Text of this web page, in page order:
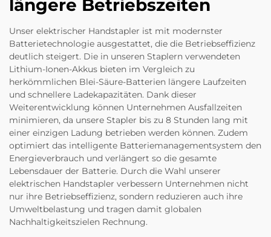
längere Betriebszeiten
Unser elektrischer Handstapler ist mit modernster
Batterietechnologie ausgestattet, die die Betriebseffizienz
deutlich steigert. Die in unseren Staplern verwendeten
Lithium-Ionen-Akkus bieten im Vergleich zu
herkömmlichen Blei-Säure-Batterien längere Laufzeiten
und schnellere Ladekapazitäten. Dank dieser
Weiterentwicklung können Unternehmen Ausfallzeiten
minimieren, da unsere Stapler bis zu 8 Stunden lang mit
einer einzigen Ladung betrieben werden können. Zudem
optimiert das intelligente Batteriemanagementsystem den
Energieverbrauch und verlängert so die gesamte
Lebensdauer der Batterie. Durch die Wahl unserer
elektrischen Handstapler verbessern Unternehmen nicht
nur ihre Betriebseffizienz, sondern reduzieren auch ihre
Umweltbelastung und tragen damit globalen
Nachhaltigkeitszielen Rechnung.